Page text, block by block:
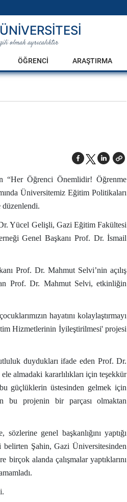
olmak ayrıcalıktır
ÖĞRENCİ ARAŞTIRMA
“Her Öğrenci Önemlidir! Öğrenme
Üniversitemiz Eğitim Politikaları
düzenlendi.
Yücel Gelişli, Gazi Eğitim Fakültesi
Genel Başkanı Prof. Dr. İsmail
Prof. Dr. Mahmut Selvi’nin açılış
Prof. Dr. Mahmut Selvi, etkinliğin
hayatını kolaylaştırmayı
Hizmetlerinin İyileştirilmesi' projesi
duydukları ifade eden Prof. Dr.
almadaki kararlılıkları için teşekkür
güçlüklerin üstesinden gelmek için
bu projenin bir parçası olmaktan
genel başkanlığını yaptığı
Şahin, Gazi Üniversitesinden
alanda çalışmalar yaptıklarını